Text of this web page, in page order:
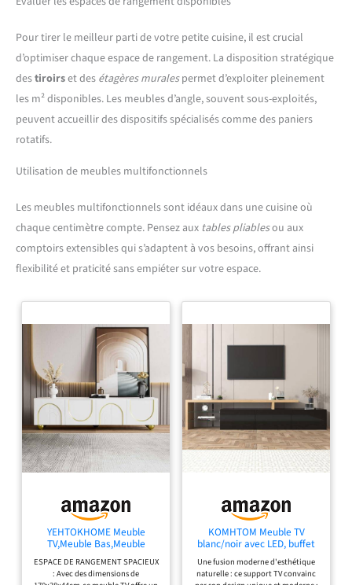
Pour tirer le meilleur parti de votre petite cuisine, il est crucial
d’optimiser chaque espace de rangement. La disposition stratégique
destiroirset des étagères muralespermet d’exploiter pleinement
les m² disponibles. Les meubles d’angle, souvent sous-exploités,
peuvent accueillir des dispositifs spécialisés comme des paniers
rotatifs.
Utilisation de meubles multifonctionnels
Les meubles multifonctionnels sont idéaux dans une cuisine où
chaque centimètre compte. Pensez aux tables pliablesou aux
comptoirs extensibles qui s’adaptent à vos besoins, offrant ainsi
flexibilité et praticité sans empiéter sur votre espace.
YEHTOKHOME Meuble
TV,Meuble Bas,Meuble
Multifonctionnel avec
Espace de
Rangement,Armoire avec
ESPACE DE RANGEMENT SPACIEUX
: Avec des dimensions de
KOMHTOM Meuble TV
blanc/noir avec LED, buffet
avec 3 portes et 2 plateaux
en verre, meuble
multifonctionnel pour salon
Une fusion moderne d'esthétique
naturelle : ce support TV convainc